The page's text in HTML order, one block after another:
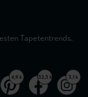
Tapetentrends.
4,9 k 32,5 k 3,1 k